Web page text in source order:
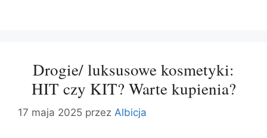
Drogie/ luksusowe kosmetyki:
HIT czy KIT? Warte kupienia?
17 maja 2025 przez Albicja